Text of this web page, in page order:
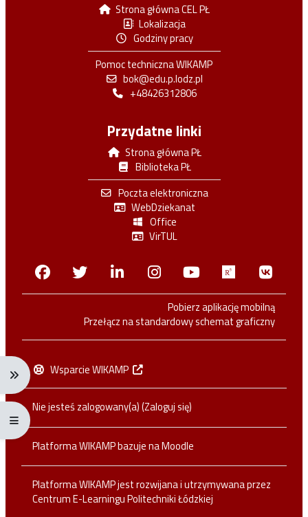
Rozwiń menu nawigacji: Ctrl + Alt + →
Rozwiń menu pełnoekranowe: Ctrl + Alt + f
Strona główna CEL PŁ
Lokalizacja
Godziny pracy
Pomoc techniczna WIKAMP
bok@edu.p.lodz.pl
+48426312806
Przydatne linki
Strona główna PŁ
Biblioteka PŁ
Poczta elektroniczna
WebDziekanat
Office
VirTUL
FacebookTwitterLinkedinInstagram
Youtube
Pobierz aplikację mobilną
Przełącz na standardowy schemat graficzny
Wsparcie WIKAMP
Nie jesteś zalogowany(a) (Zaloguj się)
Platforma WIKAMP bazuje naMoodle
Platforma WIKAMP jest rozwijana i utrzymywana przez
Centrum E-Learningu Politechniki Łódzkiej